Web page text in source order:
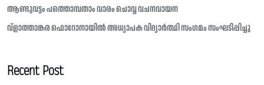
ആണ്ടുവട്ടം പത്തൊമ്പതാം വാരം ചൊവ്വ വചനവായന
വ്ളാത്താങ്കര ഫൊറോനായിൽ അധ്യാപക വിദ്യാർത്ഥി സംഗമം സംഘടിപ്പിച്ചു
Recent Post